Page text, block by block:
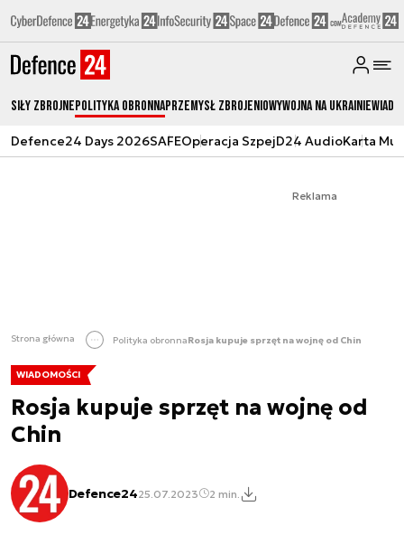
Siły zbrojnePolityka obronnaPrzemysł ZbrojeniowyWojna na Ukrainie
Defence24 Days 2026SAFEOperacja SzpejD24 AudioKarta
Reklama
Strona główna Polityka obronnaRosja kupuje sprzęt na wojnę od Chin
WIADOMOŚCI
Rosja kupuje sprzęt na wojnę od
Chin
Defence2425.07.2023 2 min.